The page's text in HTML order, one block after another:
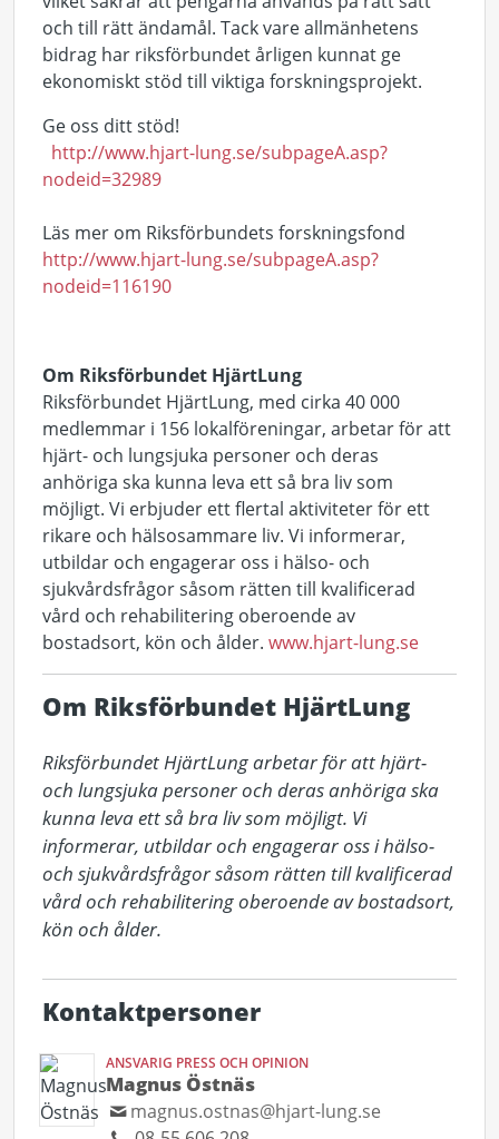
och till rätt ändamål. Tack vare allmänhetens
bidrag har riksförbundet årligen kunnat ge
ekonomiskt stöd till viktiga forskningsprojekt.
Ge oss ditt stöd!
http://www.hjart-lung.se/subpageA.asp?
nodeid=32989
Läs mer om Riksförbundets forskningsfond
http://www.hjart-lung.se/subpageA.asp?
nodeid=116190
Om Riksförbundet HjärtLung
Riksförbundet HjärtLung, med cirka 40 000
medlemmar i 156 lokalföreningar, arbetar för att
hjärt- och lungsjuka personer och deras
anhöriga ska kunna leva ett så bra liv som
möjligt. Vi erbjuder ett flertal aktiviteter för ett
rikare och hälsosammare liv. Vi informerar,
utbildar och engagerar oss i hälso- och
sjukvårdsfrågor såsom rätten till kvalificerad
vård och rehabilitering oberoende av
bostadsort, kön och ålder. www.hjart-lung.se
Om Riksförbundet HjärtLung
Riksförbundet HjärtLung arbetar för att hjärt-
och lungsjuka personer och deras anhöriga ska
kunna leva ett så bra liv som möjligt. Vi
informerar, utbildar och engagerar oss i hälso-
och sjukvårdsfrågor såsom rätten till kvalificerad
vård och rehabilitering oberoende av bostadsort,
kön och ålder.
Kontaktpersoner
ANSVARIG PRESS OCH OPINION
Magnus Östnäs
magnus.ostnas@hjart-lung.se